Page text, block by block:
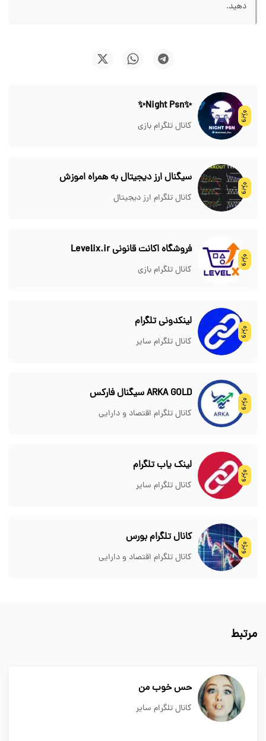
دهید.
ویژه
✨Night Psn✨
کانال تلگرام بازی
ویژه
سیگنال ارز دیجیتال به همراه اموزش
کانال تلگرام ارز دیجیتال
ویژه
فروشگاه اکانت قانونی Levelix.ir
کانال تلگرام بازی
ویژه
لینکدونی تلگرام
کانال تلگرام سایر
ویژه
ARKA GOLD سیگنال فارکس
کانال تلگرام اقتصاد و دارایی
ویژه
لینک یاب تلگرام
کانال تلگرام سایر
ویژه
کانال تلگرام بورس
کانال تلگرام اقتصاد و دارایی
مرتبط
حس خوب من
کانال تلگرام سایر